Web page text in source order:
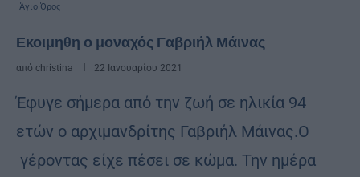
Άγιο Όρος
Εκοιμηθη ο μοναχός Γαβριήλ Μάινας
από christina 22 Ιανουαρίου 2021
Έφυγε σήμερα από την ζωή σε ηλικία 94
ετών ο αρχιμανδρίτης Γαβριήλ Μάινας.Ο
γέροντας είχε πέσει σε κώμα. Την ημέρα